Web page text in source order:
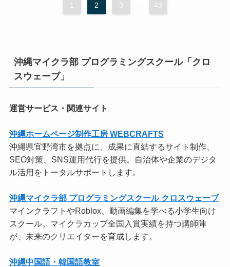
1 2 3 43
沖縄マイクラ部 プログラミングスクール「クロ
スウェーブ」
運営サービス・関連サイト
沖縄ホームページ制作工房 WEBCRAFTS
沖縄県宜野湾市を拠点に、成果に直結するサイト制作、
SEO対策、SNS運用代行を提供。自治体や企業のデジタ
ル活用をトータルサポートします。
沖縄マイクラ部 プログラミングスクール クロスウェーブ
マインクラフトやRoblox、動画編集を学べる小学生向け
スクール。マイクラカップ全国入賞実績を持つ講師陣
が、未来のクリエイターを育成します。
沖縄中国語・韓国語教室